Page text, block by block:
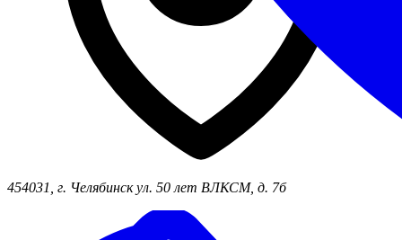
454031, г. Челябинск ул. 50 лет ВЛКСМ, д. 7б